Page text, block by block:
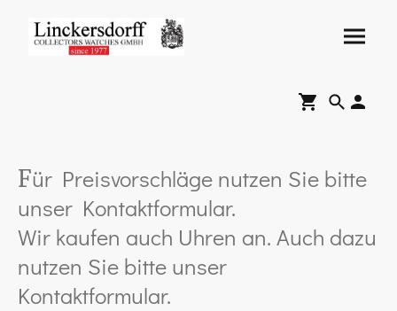
Für Preisvorschläge nutzen Sie bitte
unser Kontaktformular.
Wir kaufen auch Uhren an. Auch dazu
nutzen Sie bitte unser
Kontaktformular.